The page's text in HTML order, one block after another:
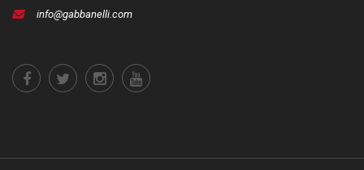
info@gabbanelli.com